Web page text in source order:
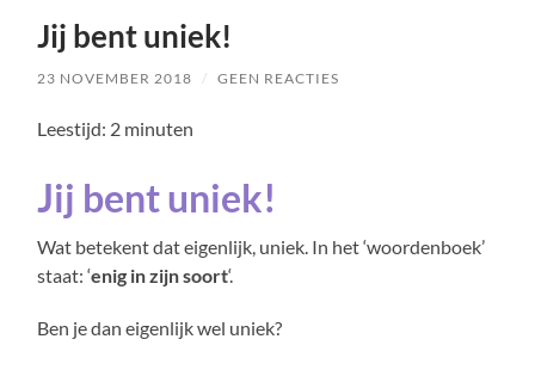
Jij bent uniek!
23 NOVEMBER 2018 / GEEN REACTIES
Leestijd: 2 minuten
Jij bent uniek!
Wat betekent dat eigenlijk, uniek. In het ‘woordenboek’
staat: ‘enig in zijn soort‘.
Ben je dan eigenlijk wel uniek?